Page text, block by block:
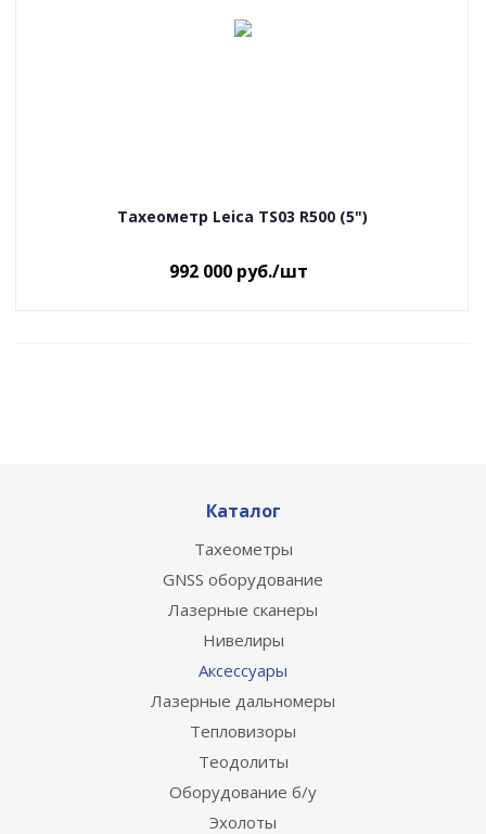
Тахеометр Leica TS03 R500 (5")
992 000 руб./шт
Каталог
Тахеометры
GNSS оборудование
Лазерные сканеры
Нивелиры
Аксессуары
Лазерные дальномеры
Тепловизоры
Теодолиты
Оборудование б/у
Эхолоты